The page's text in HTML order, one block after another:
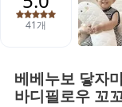
베베누보 닿자
바디필로우 꼬